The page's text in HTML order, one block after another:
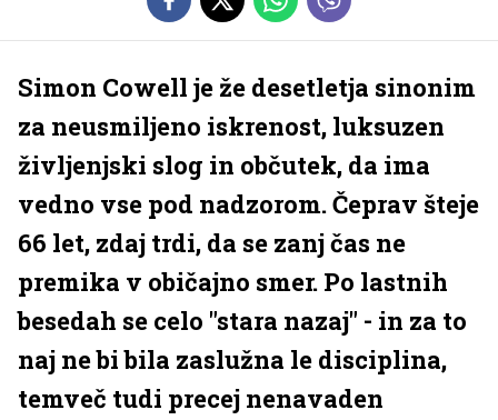
Simon Cowell je že desetletja sinonim
za neusmiljeno iskrenost, luksuzen
življenjski slog in občutek, da ima
vedno vse pod nadzorom. Čeprav šteje
66 let, zdaj trdi, da se zanj čas ne
premika v običajno smer. Po lastnih
besedah se celo "stara nazaj" - in za to
naj ne bi bila zaslužna le disciplina,
temveč tudi precej nenavaden